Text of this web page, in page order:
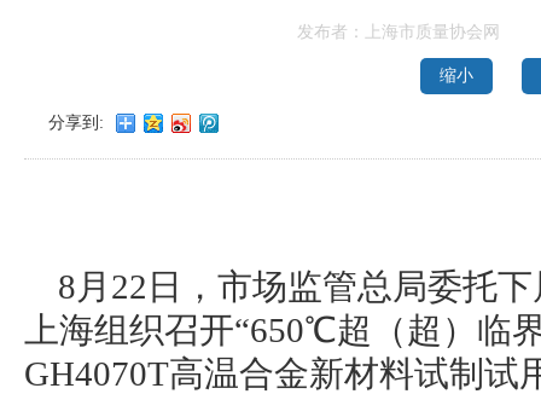
发布者：上海市质量协会网
缩小
分享到:
8月22日，市场监管总局委托
上海组织召开“650℃超（超）临
GH4070T高温合金新材料试制试